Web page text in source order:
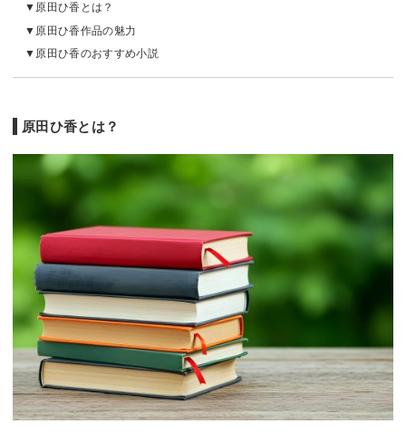
原田ひ香とは？
原田ひ香作品の魅力
原田ひ香のおすすめ小説
原田ひ香とは？